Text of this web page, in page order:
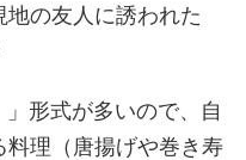
の友人に誘われた
形式が多いので、自
理（唐揚げや巻き寿